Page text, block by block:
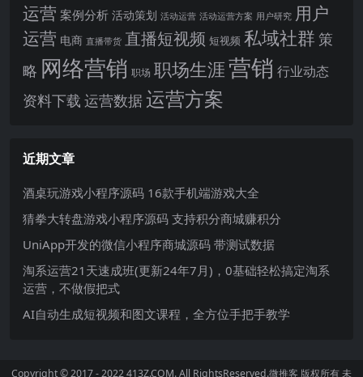
运营 案例分析 活动策划 活动运营 活动运营方案 用户研究 用户
运营 电商 直播带货 直播短视频 短视频 私域社群 策
略 网络营销 职场 职场生涯营销 行业动态
资料下载 运营数据运营方案
近期文章
酒桌玩游戏小程序源码 16款手机端游戏大全
猜拳大转盘游戏小程序源码 支持积分商城赚积分
UniApp开发的微信小程序商城源码 带测试数据
淘系运营21天速成班(更新24年7月)，0基础轻松搞定淘系
运营，不做假把式
AI自动生成短视频和图文课程，全方位手把手教学
Copyright © 2017 - 2022 413Z.COM. All RightsReserved.微推客 版权所有 未